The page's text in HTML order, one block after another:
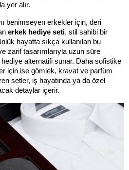
yer alır.
benimseyen erkekler için, deri
erkek hediye seti, stil sahibi bir
hayatta sıkça kullanılan bu
zarif tasarımlarıyla uzun süre
alternatifi sunar. Daha sofistike
için ise gömlek, kravat ve parfüm
setler, iş hayatında ya da özel
detaylar içerir.